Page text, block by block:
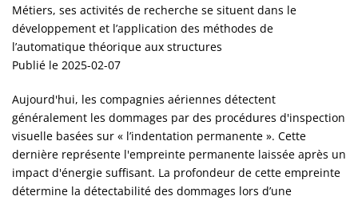
Métiers, ses activités de recherche se situent dans le
développement et l’application des méthodes de
l’automatique théorique aux structures
Publié le 2025-02-07
Aujourd'hui, les compagnies aériennes détectent
généralement les dommages par des procédures d'inspection
visuelle basées sur « l’indentation permanente ». Cette
dernière représente l'empreinte permanente laissée après un
impact d'énergie suffisant. La profondeur de cette empreinte
détermine la détectabilité des dommages lors d’une